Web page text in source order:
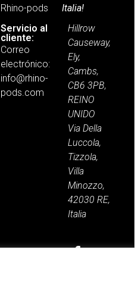
Rhino-pods
Servicio al
cliente:
Correo
electrónico:
info@rhino-
pods.com
Italia!
Hillrow
Causeway,
Ely,
Cambs,
CB6 3PB,
REINO
UNIDO
Via Della
Luccola,
Tizzola,
Villa
Minozzo,
42030 RE,
Italia